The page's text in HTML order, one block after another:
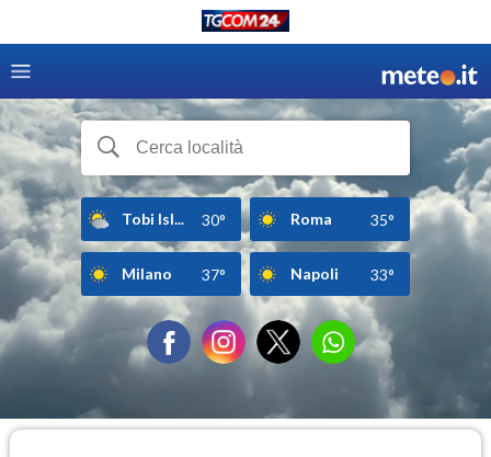
Tobi Isl... 30° Roma 35°
Milano 37° Napoli 33°